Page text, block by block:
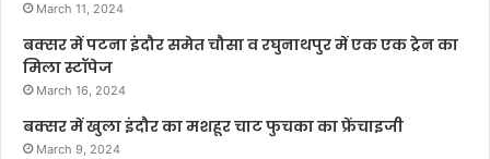
March 11, 2024
बक्सर में पटना इंदौर समेत चौसा व रघुनाथपुर में एक एक ट्रेन का
मिला स्टॉपेज
March 16, 2024
बक्सर में खुला इंदौर का मशहूर चाट फुचका का फ्रेंचाइजी
March 9, 2024